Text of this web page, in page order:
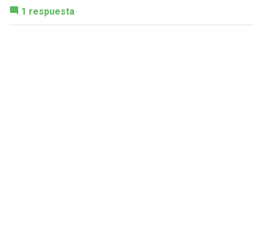
1 respuesta